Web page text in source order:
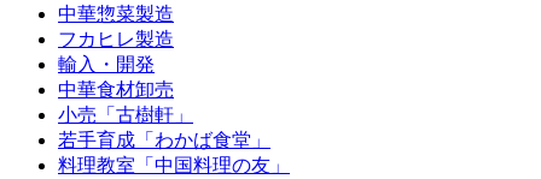
中華惣菜製造
フカヒレ製造
輸入・開発
中華食材卸売
小売「古樹軒」
若手育成「わかば食堂」
料理教室「中国料理の友」